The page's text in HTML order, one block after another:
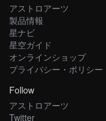
アストロアーツ
製品情報
星ナビ
星空ガイド
オンラインショップ
プライバシー・ポリシー
Follow
アストロアーツ
Twitter